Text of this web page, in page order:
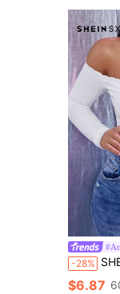
-28% SHEIN
$6.87